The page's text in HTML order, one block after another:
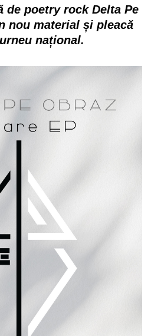
de poetry rock Delta Pe
nou material și pleacă
național.